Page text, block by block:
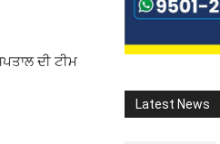
ਦੀ ਟੀਮ
Latest News